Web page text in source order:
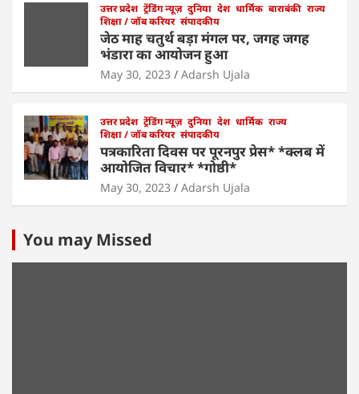
उत्तर प्रदेश ट्रेंडिंग न्यूज़ दुनिया देश धार्मिक बाराबंकी राज्य
शिक्षा / जॉब करियर संपादकीय
जेठ माह चतुर्थ बड़ा मंगल पर, जगह जगह
भंडारा का आयोजन हुआ
May 30, 2023 Adarsh Ujala
उत्तर प्रदेश ट्रेंडिंग न्यूज़ दुनिया देश धार्मिक राज्य
शिक्षा / जॉब करियर संपादकीय
पत्रकारिता दिवस पर पूरनपुर प्रेस* *क्लब में
आयोजित विचार* *गोष्ठी*
May 30, 2023 Adarsh Ujala
You may Missed